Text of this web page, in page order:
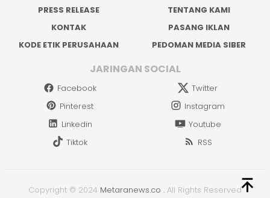
PRESS RELEASE
TENTANG KAMI
KONTAK
PASANG IKLAN
KODE ETIK PERUSAHAAN
PEDOMAN MEDIA SIBER
JARINGAN SOCIAL
Facebook
Twitter
Pinterest
Instagram
Linkedin
Youtube
Tiktok
RSS
Copyright © 2024 Metaranews.co . All Rights Reserved